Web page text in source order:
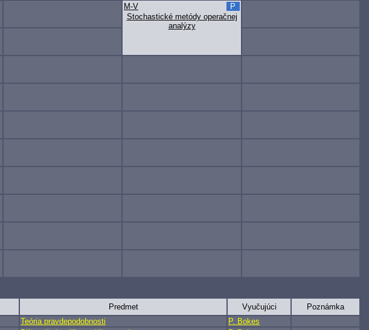
Stochastické metódy operačnej
analýzy
M-V P
Predmet Vyučujúci
Poznámka
Teória pravdepodobnosti
P. Bokes